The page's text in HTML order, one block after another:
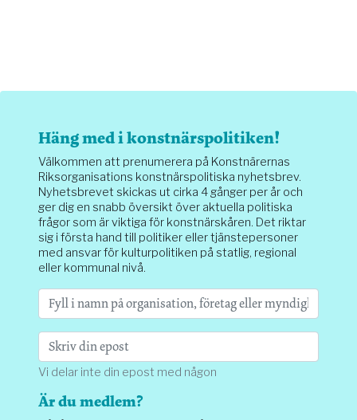
Häng med i konstnärspolitiken!
Välkommen att prenumerera på Konstnärernas
Riksorganisations konstnärspolitiska nyhetsbrev.
Nyhetsbrevet skickas ut cirka 4 gånger per år och
ger dig en snabb översikt över aktuella politiska
frågor som är viktiga för konstnärskåren. Det riktar
sig i första hand till politiker eller tjänstepersoner
med ansvar för kulturpolitiken på statlig, regional
eller kommunal nivå.
Vi delar inte din epost med någon
Är du medlem?